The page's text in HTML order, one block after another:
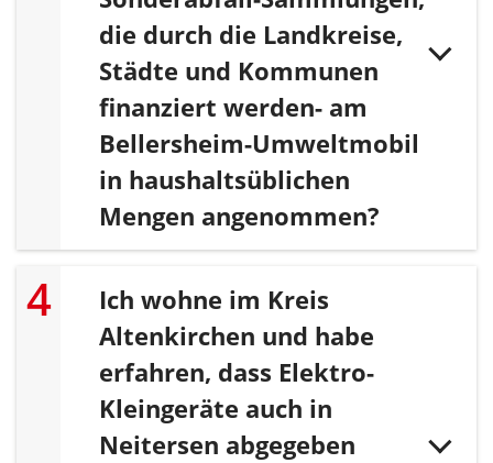
die durch die Landkreise,
Städte und Kommunen
finanziert werden- am
Bellersheim-Umweltmobil
in haushaltsüblichen
Mengen angenommen?
Ich wohne im Kreis
Altenkirchen und habe
erfahren, dass Elektro-
Kleingeräte auch in
Neitersen abgegeben